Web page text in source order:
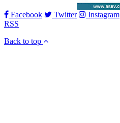
Facebook Twitter Instagram
RSS
Back to top